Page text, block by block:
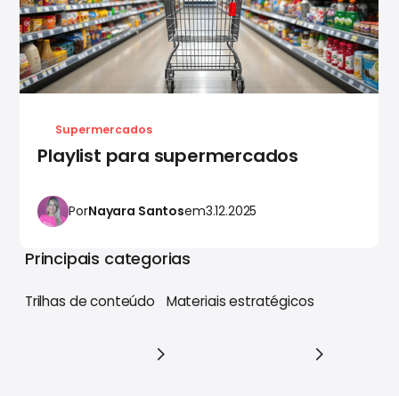
Supermercados
Playlist para supermercados
PorNayara Santosem3.12.2025
Principais categorias
Trilhas de conteúdo Materiais estratégicos